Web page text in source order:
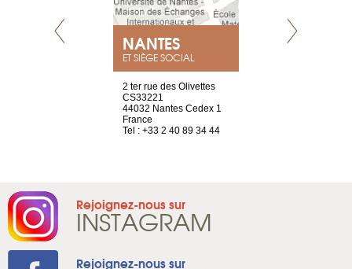
NANTES
ET SIÈGE SOCIAL
2 ter rue des Olivettes
CS33221
44032 Nantes Cedex 1
France
Tel : +33 2 40 89 34 44
Rejoignez-nous sur
INSTAGRAM
Rejoignez-nous sur